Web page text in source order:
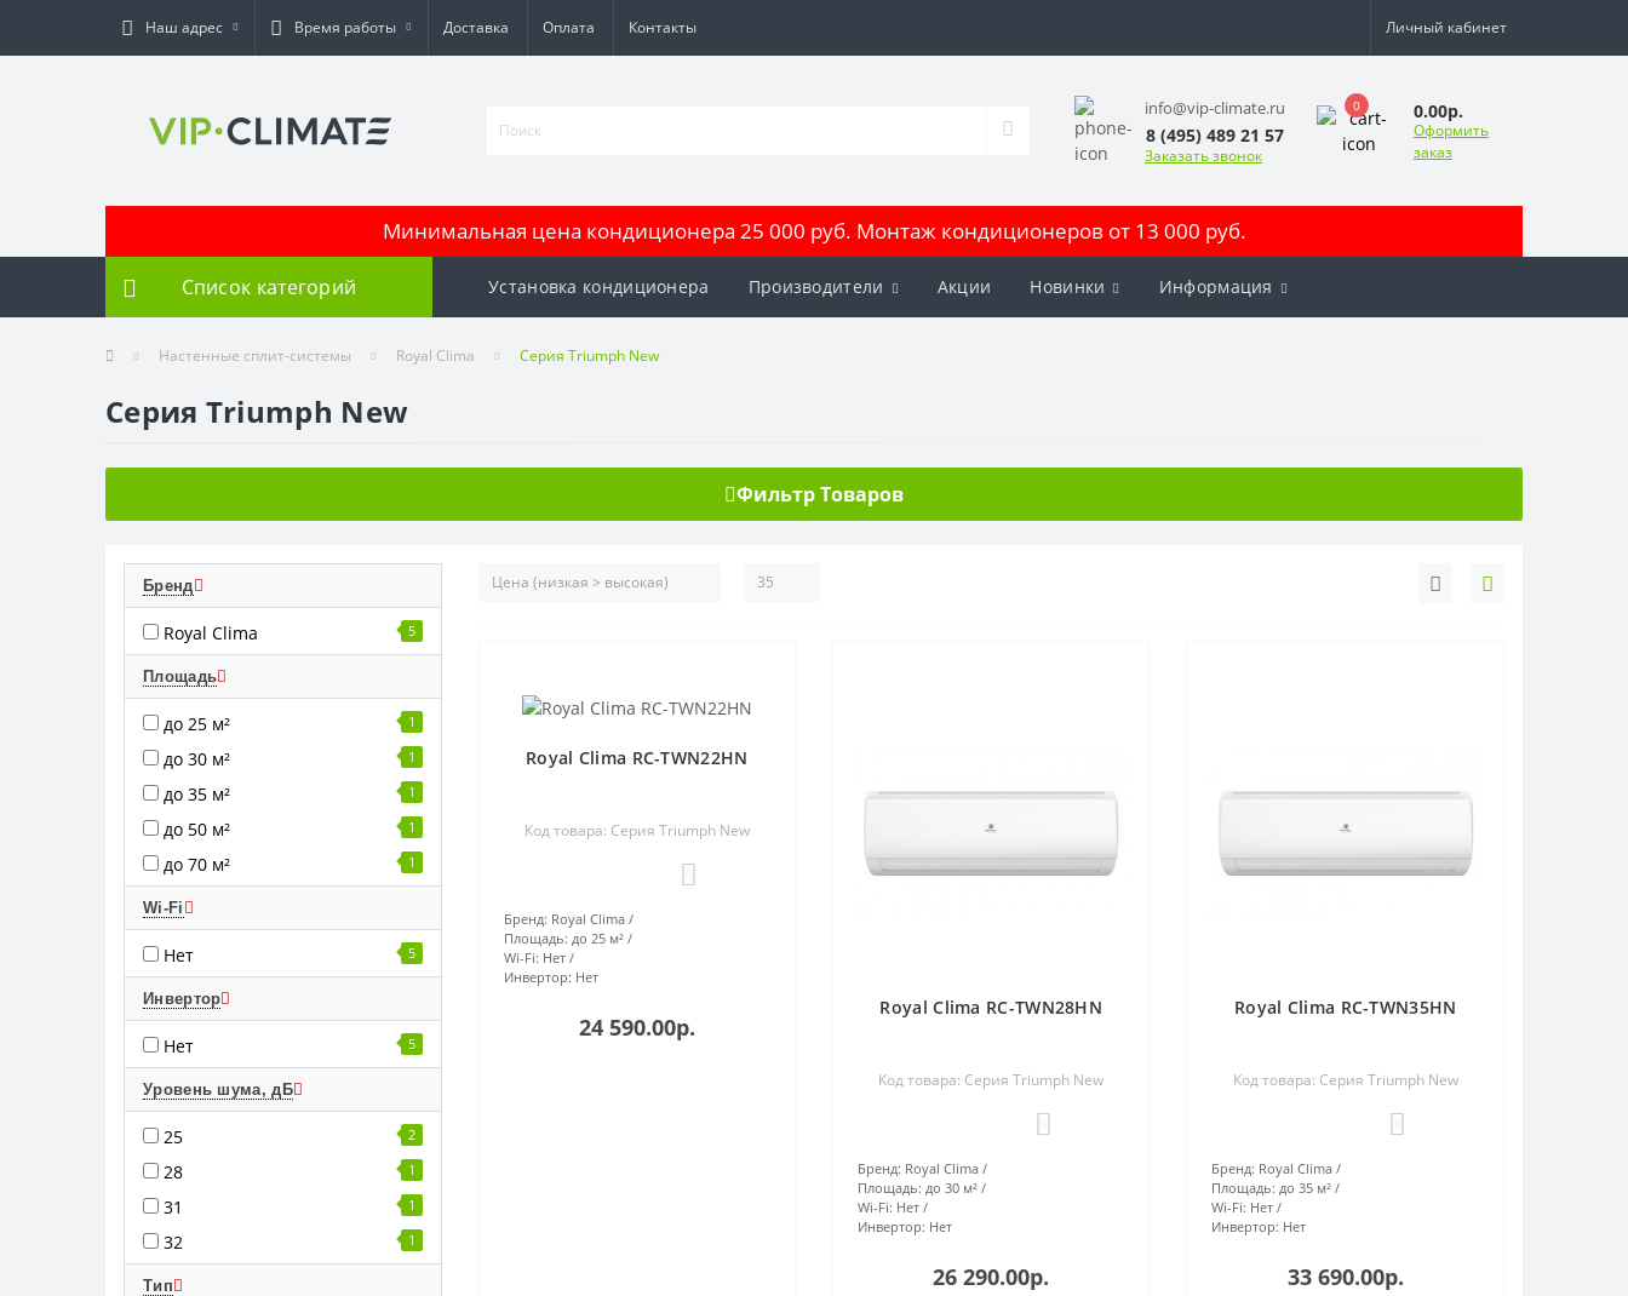
Наш адрес Время работы Доставка Оплата Контакты Личный кабинет
info@vip-climate.ru
8 (495) 489 21 57
Заказать звонок
0 0.00р.
Оформить
заказ
Минимальная цена кондиционера 25 000 руб. Монтаж кондиционеров от 13 000 руб.
Список категорий Установка кондиционера Производители Акции Новинки Информация
Настенные сплит-системы Royal Clima Серия Triumph New
Серия Triumph New
Фильтр Товаров
Бренд
Royal Clima 5
Площадь
до 25 м² 1
до 30 м² 1
до 35 м² 1
до 50 м² 1
до 70 м² 1
Wi-Fi
Нет 5
Инвертор
Нет 5
Уровень шума, дБ
25 2
28 1
31 1
32 1
Тип
Royal Clima RC-TWN22HN
Код товара: Серия Triumph New
Бренд: Royal Clima
Площадь: до 25 м²
Wi-Fi: Нет
Инвертор: Нет
24 590.00р.
Royal Clima RC-TWN28HN
Код товара: Серия Triumph New
Бренд: Royal Clima
Площадь: до 30 м²
Wi-Fi: Нет
Инвертор: Нет
26 290.00р.
Royal Clima RC-TWN35HN
Код товара: Серия Triumph New
Бренд: Royal Clima
Площадь: до 35 м²
Wi-Fi: Нет
Инвертор: Нет
33 690.00р.